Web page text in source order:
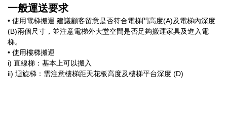
一般運送要求
• 使用電梯搬運 建議顧客留意是否符合電梯門高度(A)及電梯內深度
(B)兩個尺寸，並注意電梯外大堂空間是否足夠搬運家具及進入電
梯。
• 使用樓梯搬運
i) 直線梯：基本上可以搬入
ii) 迴旋梯：需注意樓梯距天花板高度及樓梯平台深度 (D)